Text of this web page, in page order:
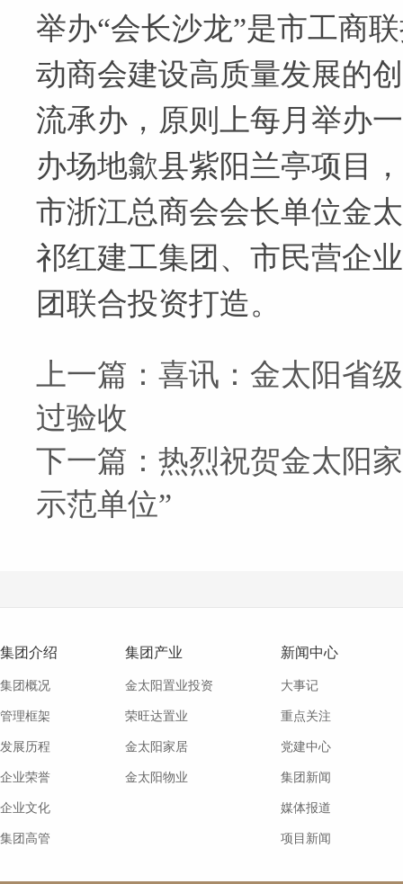
举办“会长沙龙”是市工商
动商会建设高质量发展的
流承办，原则上每月举办
办场地歙县紫阳兰亭项目
市浙江总商会会长单位金
祁红建工集团、市民营企
团联合投资打造。
上一篇： 喜讯：金太阳省
过验收
下一篇： 热烈祝贺金太阳
示范单位”
集团介绍
集团概况
管理框架
发展历程
企业荣誉
企业文化
集团高管
集团产业
金太阳置业投资
荣旺达置业
金太阳家居
金太阳物业
新闻中心
大事记
重点关注
党建中心
集团新闻
媒体报道
项目新闻